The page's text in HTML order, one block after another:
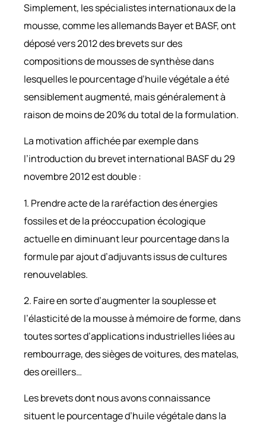
Simplement, les spécialistes internationaux de la
mousse, comme les allemands Bayer et BASF, ont
déposé vers 2012 des brevets sur des
compositions de mousses de synthèse dans
lesquelles le pourcentage d’huile végétale a été
sensiblement augmenté, mais généralement à
raison de moins de 20% du total de la formulation.
La motivation affichée par exemple dans
l’introduction du brevet international BASF du 29
novembre 2012 est double :
1. Prendre acte de la raréfaction des énergies
fossiles et de la préoccupation écologique
actuelle en diminuant leur pourcentage dans la
formule par ajout d’adjuvants issus de cultures
renouvelables.
2. Faire en sorte d’augmenter la souplesse et
l’élasticité de la mousse à mémoire de forme, dans
toutes sortes d’applications industrielles liées au
rembourrage, des sièges de voitures, des matelas,
des oreillers…
Les brevets dont nous avons connaissance
situent le pourcentage d’huile végétale dans la